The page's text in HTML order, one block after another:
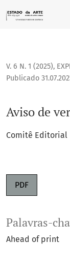
V. 6 N. 1 (2025),
Aviso de
Publicado
Comitê Editorial
PDF
Palavras-
Ahead of print